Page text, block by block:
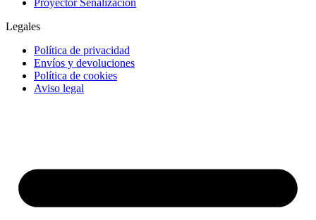
Proyector Señalización
Legales
Política de privacidad
Envíos y devoluciones
Política de cookies
Aviso legal